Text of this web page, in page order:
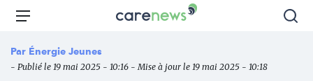
Aller
principal
Carenews,
des
Menu
Par Énergie Jeunes
- Publié le 19 mai 2025 - 10:16 - Mise à jour le 19 mai 2025 - 10:18